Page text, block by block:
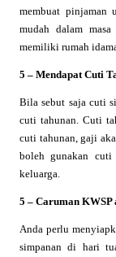
membuat pinjaman
mudah dalam
memiliki rumah
5 – Mendapat Cuti
Bila sebut saja cuti
cuti tahunan. Cuti
cuti tahunan, gaji
boleh gunakan
keluarga.
5 – Caruman KWSP
Anda perlu
simpanan di hari